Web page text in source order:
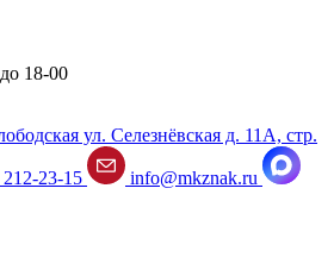
18-00
ул. Селезнёвская д. 11А, стр.
23-15
info@mkznak.ru